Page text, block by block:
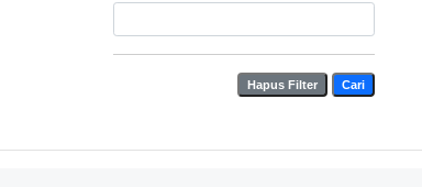
Cari
Hapus Filter